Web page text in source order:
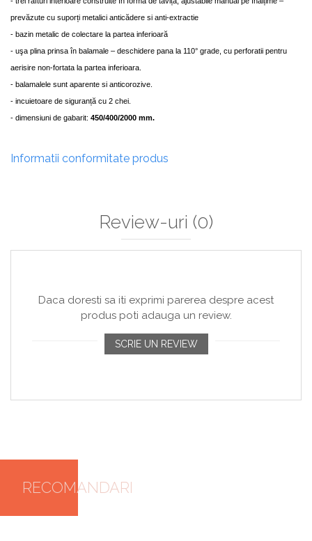
prevăzute cu suporți metalici anticădere si anti-extractie
- bazin metalic de colectare la partea inferioară
- uşa plina prinsa în balamale – deschidere pana la 110° grade, cu perforatii pentru
aerisire non-fortata la partea inferioara.
- balamalele sunt aparente si anticorozive.
- incuietoare de siguranță cu 2 chei.
- dimensiuni de gabarit: 450/400/2000 mm.
Informatii conformitate produs
Review-uri (0)
Daca doresti sa iti exprimi parerea despre acest
produs poti adauga un review.
SCRIE UN REVIEW
RECOMANDARI